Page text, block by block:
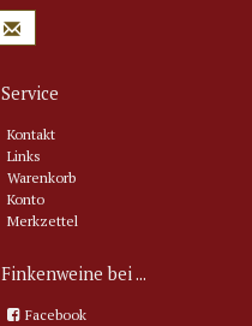
Service
Kontakt
Links
Warenkorb
Konto
Merkzettel
Finkenweine bei ...
Facebook